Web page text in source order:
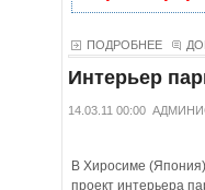
ПОДРОБНЕЕ
Интерьер
14.03.11 00:00
В Хиросиме
проект интерьера